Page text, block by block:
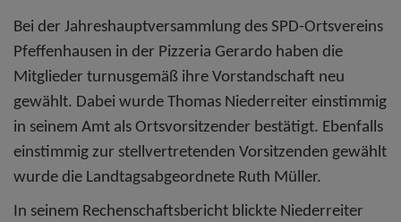
Bei der Jahreshauptversammlung des SPD-Ortsvereins
Pfeffenhausen in der Pizzeria Gerardo haben die
Mitglieder turnusgemäß ihre Vorstandschaft neu
gewählt. Dabei wurde Thomas Niederreiter einstimmig
in seinem Amt als Ortsvorsitzender bestätigt. Ebenfalls
einstimmig zur stellvertretenden Vorsitzenden gewählt
wurde die Landtagsabgeordnete Ruth Müller.
In seinem Rechenschaftsbericht blickte Niederreiter